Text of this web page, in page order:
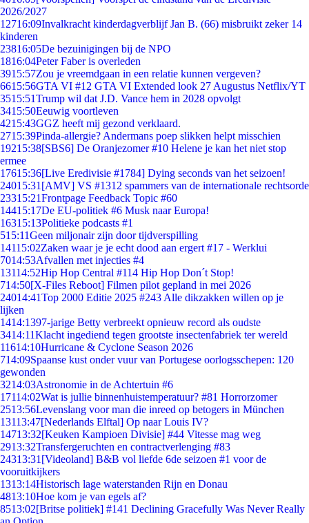
2026/2027
12716:09Invalkracht kinderdagverblijf Jan B. (66) misbruikt zeker 14
kinderen
23816:05De bezuinigingen bij de NPO
1816:04Peter Faber is overleden
3915:57Zou je vreemdgaan in een relatie kunnen vergeven?
6615:56GTA VI #12 GTA VI Extended look 27 Augustus Netflix/YT
3515:51Trump wil dat J.D. Vance hem in 2028 opvolgt
3415:50Eeuwig voortleven
4215:43GGZ heeft mij gezond verklaard.
2715:39Pinda-allergie? Andermans poep slikken helpt misschien
19215:38[SBS6] De Oranjezomer #10 Helene je kan het niet stop
ermee
17615:36[Live Eredivisie #1784] Dying seconds van het seizoen!
24015:31 [AMV] VS #1312 spammers van de internationale rechtsorde
23315:21Frontpage Feedback Topic #60
14415:17De EU-politiek #6 Musk naar Europa!
16315:13Politieke podcasts #1
515:11Geen miljonair zijn door tijdverspilling
14115:02Zaken waar je je echt dood aan ergert #17 - Werklui
7014:53Afvallen met injecties #4
13114:52Hip Hop Central #114 Hip Hop Don´t Stop!
714:50[X-Files Reboot] Filmen pilot gepland in mei 2026
24014:41Top 2000 Editie 2025 #243 Alle dikzakken willen op je
lijken
1414:1397-jarige Betty verbreekt opnieuw record als oudste
3414:11Klacht ingediend tegen grootste insectenfabriek ter wereld
11614:10Hurricane & Cyclone Season 2026
714:09Spaanse kust onder vuur van Portugese oorlogsschepen: 120
gewonden
3214:03Astronomie in de Achtertuin #6
17114:02Wat is jullie binnenhuistemperatuur? #81 Horrorzomer
2513:56Levenslang voor man die inreed op betogers in München
13113:47[Nederlands Elftal] Op naar Louis IV?
14713:32[Keuken Kampioen Divisie] #44 Vitesse mag weg
2913:32Transfergeruchten en contractverlenging #83
24313:31 [Videoland] B&B vol liefde 6de seizoen #1 voor de
vooruitkijkers
1313:14Historisch lage waterstanden Rijn en Donau
4813:10Hoe kom je van egels af?
8513:02[Britse politiek] #141 Declining Gracefully Was Never Really